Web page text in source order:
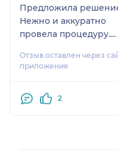
аккуратно и быстро.
Заметили, что здесь
обращение с
пациентами
и деликатное и
вообще, чувствуешь
себя человеком.
Предложила
Нежно и аккуратно
провела процедуру.
Отзыв оставлен через
приложение
2